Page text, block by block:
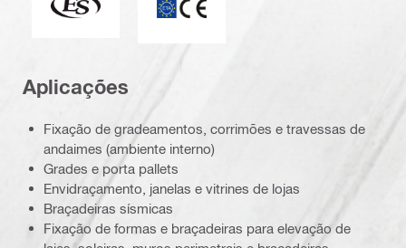
Aplicações
Fixação de gradeamentos, corrimões e travessas de
andaimes (ambiente interno)
Grades e porta pallets
Envidraçamento, janelas e vitrines de lojas
Braçadeiras sísmicas
Fixação de formas e braçadeiras para elevação de